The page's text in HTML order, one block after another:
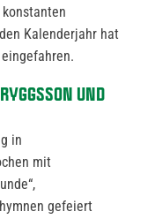
Kalenderjahr hat
UND
in
mit
gefeiert